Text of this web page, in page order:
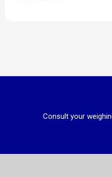
Consult your